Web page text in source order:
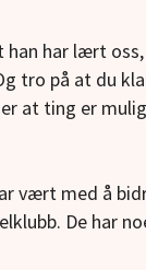
han har lært
tro på at du
at ting er
vært med å
De har